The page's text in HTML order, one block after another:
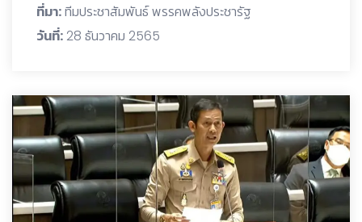
ที่มา:ทีมประชาสัมพันธ์ พรรคพลังประชารัฐ
วันที่: 28 ธันวาคม 2565